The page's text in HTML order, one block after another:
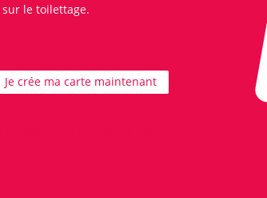
le toilettage.
Je crée ma carte maintenant